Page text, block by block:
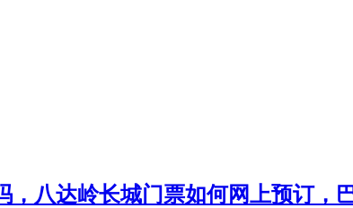
八达岭长城门票如何网上预订，